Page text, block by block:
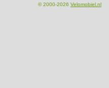
© 2000-2026 Velomobiel.nl